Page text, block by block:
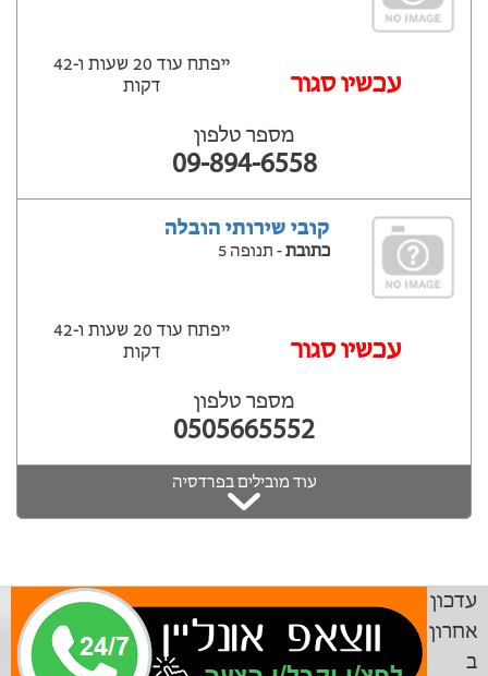
עכשיו סגור
ייפתח עוד 20 שעות ‫ו-42
דקות
מספר טלפון
09-894-6558
קובי שירותי הובלה
כתובת- תנופה 5
עכשיו סגור
ייפתח עוד 20 שעות ‫ו-42
דקות
מספר טלפון
0505665552
עוד מובילים בפרדסיה
עדכון
אחרון
ב